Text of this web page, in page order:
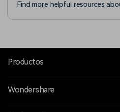
Find more helpful resources
Productos
Wondershare